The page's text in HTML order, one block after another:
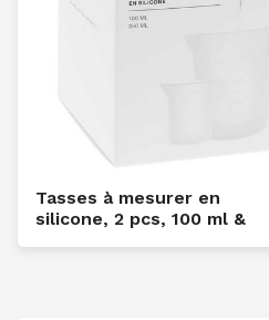
Tasses à mesurer en
silicone, 2 pcs, 100 ml &